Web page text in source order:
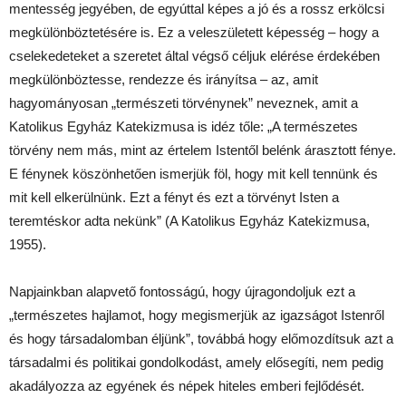
mentesség jegyében, de egyúttal képes a jó és a rossz erkölcsi
megkülönböztetésére is. Ez a veleszületett képesség – hogy a
cselekedeteket a szeretet által végső céljuk elérése érdekében
megkülönböztesse, rendezze és irányítsa – az, amit
hagyományosan „természeti törvénynek” neveznek, amit a
Katolikus Egyház Katekizmusa is idéz tőle: „A természetes
törvény nem más, mint az értelem Istentől belénk árasztott fénye.
E fénynek köszönhetően ismerjük föl, hogy mit kell tennünk és
mit kell elkerülnünk. Ezt a fényt és ezt a törvényt Isten a
teremtéskor adta nekünk” (A Katolikus Egyház Katekizmusa,
1955).
Napjainkban alapvető fontosságú, hogy újragondoljuk ezt a
„természetes hajlamot, hogy megismerjük az igazságot Istenről
és hogy társadalomban éljünk”, továbbá hogy előmozdítsuk azt a
társadalmi és politikai gondolkodást, amely elősegíti, nem pedig
akadályozza az egyének és népek hiteles emberi fejlődését.